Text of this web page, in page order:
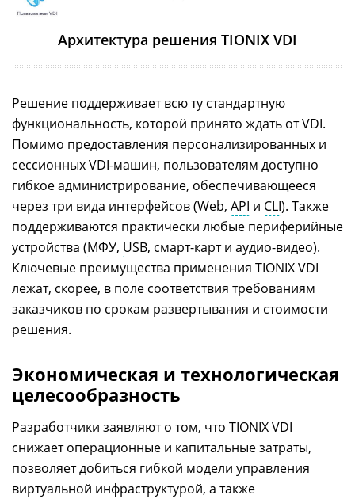
Архитектура решения TIONIX VDI
Решение поддерживает всю ту стандартную
функциональность, которой принято ждать от VDI.
Помимо предоставления персонализированных и
сессионных VDI-машин, пользователям доступно
гибкое администрирование, обеспечивающееся
через три вида интерфейсов (Web, API и CLI). Также
поддерживаются практически любые периферийные
устройства (МФУ, USB, смарт-карт и аудио-видео).
Ключевые преимущества применения TIONIX VDI
лежат, скорее, в поле соответствия требованиям
заказчиков по срокам развертывания и стоимости
решения.
Экономическая и технологическая
целесообразность
Разработчики заявляют о том, что TIONIX VDI
снижает операционные и капитальные затраты,
позволяет добиться гибкой модели управления
виртуальной инфраструктурой, а также